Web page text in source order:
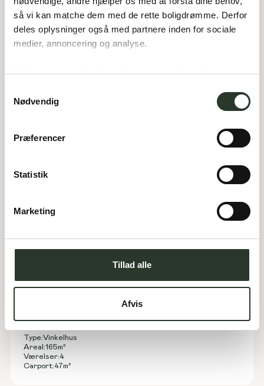
så vi kan matche dem med de rette boligdrømme. Derfor
deles oplysninger også med partnere inden for sociale
medier, annoncering og analyse.
Du bestemmer, hvad vi må gemme i værktøjskassen –
Nødvendig
Præferencer
Statistik
Marketing
Tillad alle
Afvis
V 150-N
Type:
Vinkelhus
V 165-A
Type:Vinkelhus
Areal:165m²
Værelser:4
Carport:47m²